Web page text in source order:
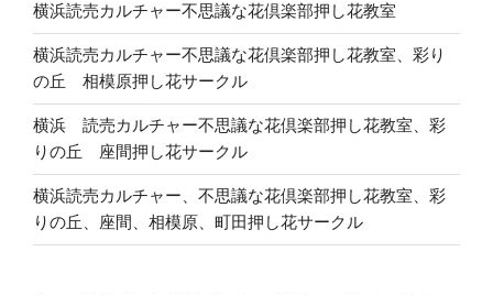
横浜読売カルチャー不思議な花倶楽部押し花教室
横浜読売カルチャー不思議な花倶楽部押し花教室、彩り
の丘 相模原押し花サークル
横浜 読売カルチャー不思議な花倶楽部押し花教室、彩
りの丘 座間押し花サークル
横浜読売カルチャー、不思議な花倶楽部押し花教室、彩
りの丘、座間、相模原、町田押し花サークル